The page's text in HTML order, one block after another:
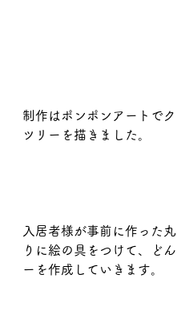
制作はポンポンアートで
ツリーを描きました。
入居者様が事前に作った
りに絵の具をつけて、ど
ーを作成していきます。